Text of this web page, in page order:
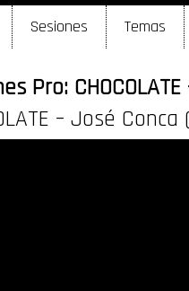
Sesiones Temas
Pro:
– José